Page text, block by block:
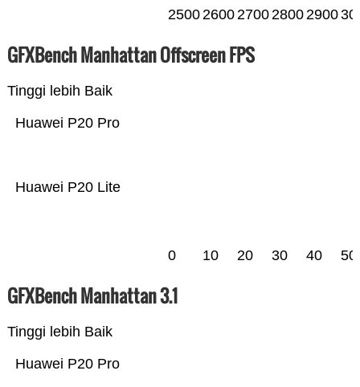
25002600270028002900
GFXBench Manhattan Offscreen FPS
Tinggi lebih Baik
Huawei P20 Lite
Huawei P20 Pro
0 10 20 30 40 50
GFXBench Manhattan 3.1
Tinggi lebih Baik
Huawei P20 Pro